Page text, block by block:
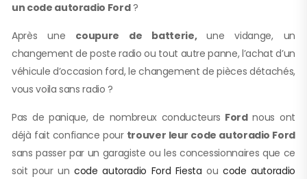
un code autoradio Ford?
Après une coupure de batterie,une vidange, un
changement de poste radio ou tout autre panne, l’achat d’un
véhicule d’occasion ford, le changement de pièces détachés,
vous voila sans radio ?
Pas de panique, de nombreux conducteurs Fordnous ont
déjà fait confiance pour trouver leur code autoradio Ford
sans passer par un garagiste ou les concessionnaires que ce
soit pour uncode autoradio Ford Fiesta oucode autoradio